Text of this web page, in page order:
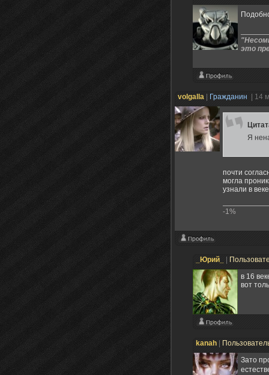
это
volgalla Гражданин | 14
Я
почти
могла
узнали в
-1%
_Юрий_
в 16
вот
kanah
Зато